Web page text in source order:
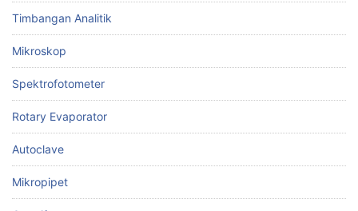
Timbangan Analitik
Mikroskop
Spektrofotometer
Rotary Evaporator
Autoclave
Mikropipet